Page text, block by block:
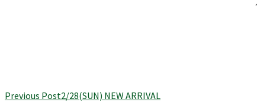
Previous Post2/28(SUN) NEW ARRIVAL